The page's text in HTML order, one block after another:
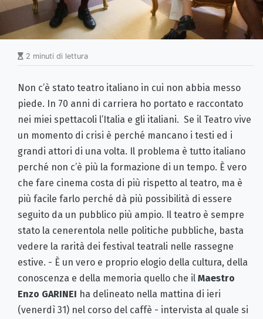
2 minuti di lettura
Non c’è stato teatro italiano in cui non abbia messo
piede. In 70 anni di carriera ho portato e raccontato
nei miei spettacoli l’Italia e gli italiani. Se il Teatro vive
un momento di crisi è perché mancano i testi ed i
grandi attori di una volta. Il problema è tutto italiano
perché non c’è più la formazione di un tempo. È vero
che fare cinema costa di più rispetto al teatro, ma è
più facile farlo perché dà più possibilità di essere
seguito da un pubblico più ampio. Il teatro è sempre
stato la cenerentola nelle politiche pubbliche, basta
vedere la rarità dei festival teatrali nelle rassegne
estive. - È un vero e proprio elogio della cultura, della
conoscenza e della memoria quello che il Maestro
Enzo GARINEI ha delineato nella mattina di ieri
(venerdì 31) nel corso del caffè - intervista al quale si